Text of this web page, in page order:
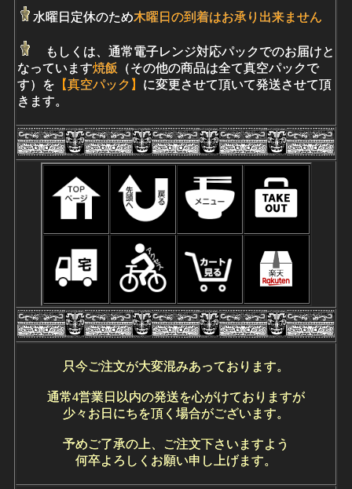
水曜日定休のため木曜日の到着はお承り出来ません
もしくは、通常電子レンジ対応パックでのお届けと
なっています焼飯
（その他の商品は全て真空パックで
す）
を 【真空パック】 に変更させて頂いて発送させて頂
きます。
只今ご注文が大変混みあっております。
通常4営業日以内の発送を心がけておりますが
少々お日にちを頂く場合がございます。
予めご了承の上、ご注文下さいますよう
何卒よろしくお願い申し上げます。